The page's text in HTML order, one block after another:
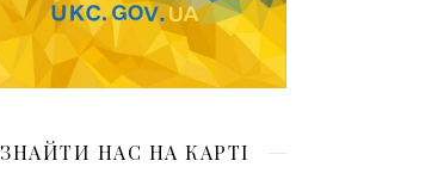
ЗНАЙТИ НАС НА КАРТІ